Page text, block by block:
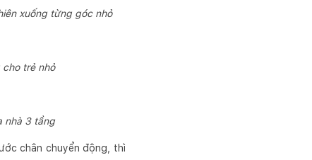
xuống từng góc nhỏ
trẻ nhỏ
nhà 3 tầng
chân chuyển động, thì